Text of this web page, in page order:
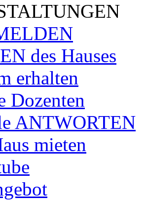
des Hauses
erhalten
Dozenten
ANTWORTEN
mieten